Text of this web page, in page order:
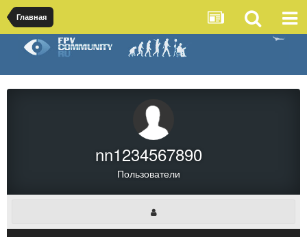
Главная
nn1234567890
Пользователи